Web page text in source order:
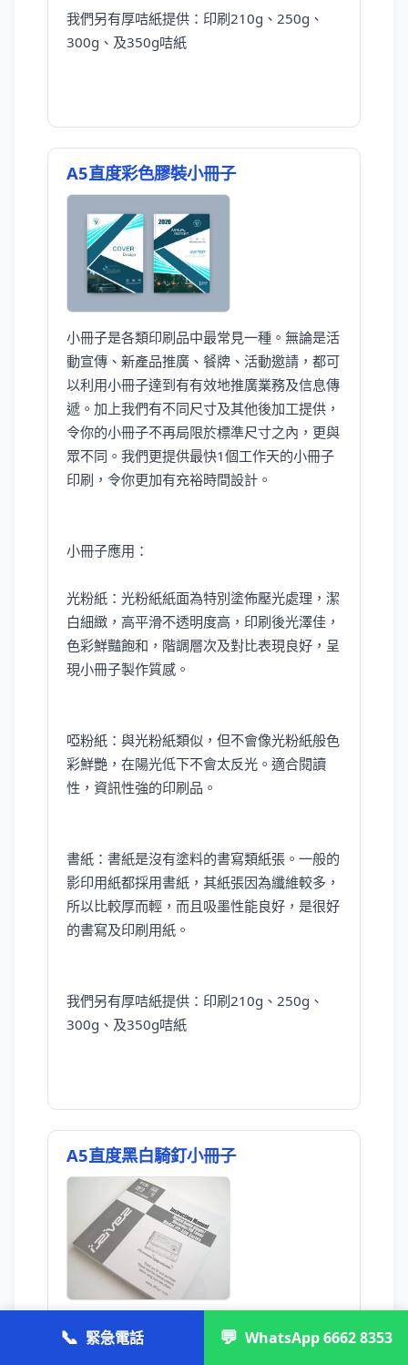
我們另有厚咭紙提供：印刷210g、250g、
300g、及350g咭紙
A5直度彩色膠裝小冊子
小冊子是各類印刷品中最常見一種。無論是活
動宣傳、新產品推廣、餐牌、活動邀請，都可
以利用小冊子達到有有效地推廣業務及信息傳
遞。加上我們有不同尺寸及其他後加工提供，
令你的小冊子不再局限於標準尺寸之內，更與
眾不同。我們更提供最快1個工作天的小冊子
印刷，令你更加有充裕時間設計。
小冊子應用：
光粉紙：光粉紙紙面為特別塗佈壓光處理，潔
白細緻，高平滑不透明度高，印刷後光澤佳，
色彩鮮豔飽和，階調層次及對比表現良好，呈
現小冊子製作質感。
啞粉紙：與光粉紙類似，但不會像光粉紙般色
彩鮮艷，在陽光低下不會太反光。適合閱讀
性，資訊性強的印刷品。
書紙：書紙是沒有塗料的書寫類紙張。一般的
影印用紙都採用書紙，其紙張因為纖維較多，
所以比較厚而輕，而且吸墨性能良好，是很好
的書寫及印刷用紙。
我們另有厚咭紙提供：印刷210g、250g、
300g、及350g咭紙
A5直度黑白騎釘小冊子
動宣傳、新產品推廣、餐牌、活動邀請，都可
📞 緊急電話 💬 WhatsApp 6662 8353